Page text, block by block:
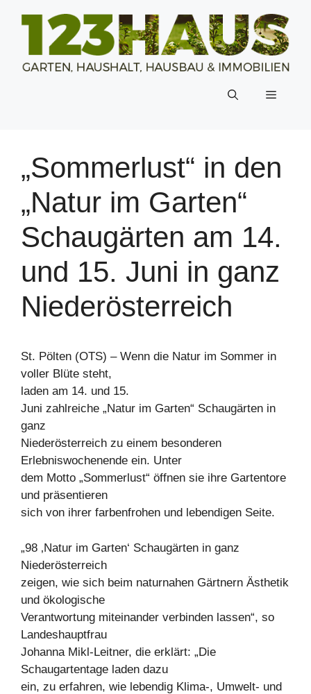
Inhalt
Menü
„Sommerlust“ in den
„Natur im Garten“
Schaugärten am 14.
und 15. Juni in ganz
Niederösterreich
St. Pölten (OTS) – Wenn die Natur im Sommer in
voller Blüte steht,
laden am 14. und 15.
Juni zahlreiche „Natur im Garten“ Schaugärten in
ganz
Niederösterreich zu einem besonderen
Erlebniswochenende ein. Unter
dem Motto „Sommerlust“ öffnen sie ihre Gartentore
und präsentieren
sich von ihrer farbenfrohen und lebendigen Seite.
„98 ‚Natur im Garten‘ Schaugärten in ganz
Niederösterreich
zeigen, wie sich beim naturnahen Gärtnern Ästhetik
und ökologische
Verantwortung miteinander verbinden lassen“, so
Landeshauptfrau
Johanna Mikl-Leitner, die erklärt: „Die
Schaugartentage laden dazu
ein, zu erfahren, wie lebendig Klima-, Umwelt- und